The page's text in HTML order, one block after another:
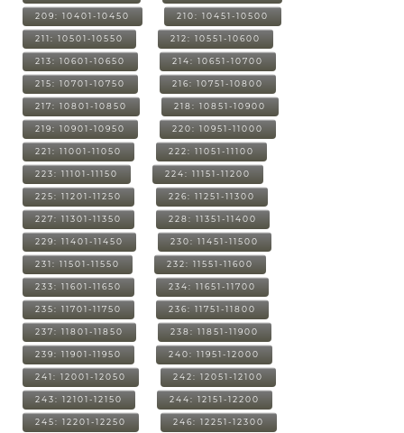
209: 10401-10450 210: 10451-10500
211: 10501-10550 212: 10551-10600
213: 10601-10650 214: 10651-10700
215: 10701-10750 216: 10751-10800
217: 10801-10850 218: 10851-10900
219: 10901-10950 220: 10951-11000
221: 11001-11050 222: 11051-11100
223: 11101-11150 224: 11151-11200
225: 11201-11250 226: 11251-11300
227: 11301-11350 228: 11351-11400
229: 11401-11450 230: 11451-11500
231: 11501-11550 232: 11551-11600
233: 11601-11650 234: 11651-11700
235: 11701-11750 236: 11751-11800
237: 11801-11850 238: 11851-11900
239: 11901-11950 240: 11951-12000
241: 12001-12050 242: 12051-12100
243: 12101-12150 244: 12151-12200
245: 12201-12250 246: 12251-12300